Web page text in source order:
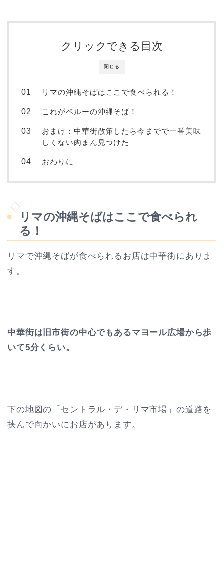
閉じる
クリックできる目次
リマの沖縄そばはここで食べられる！
これがペルーの沖縄そば！
おまけ：中華街散策したら今までで一番美味
しくない肉まん見つけた
おわりに
リマの沖縄そばはここで食べられ
る！
リマで沖縄そばが食べられるお店は中華街にありま
す。
中華街は旧市街の中心でもあるマヨール広場から歩
いて5分くらい。
下の地図の「セントラル・デ・リマ市場」の道路を
挟んで向かいにお店があります。